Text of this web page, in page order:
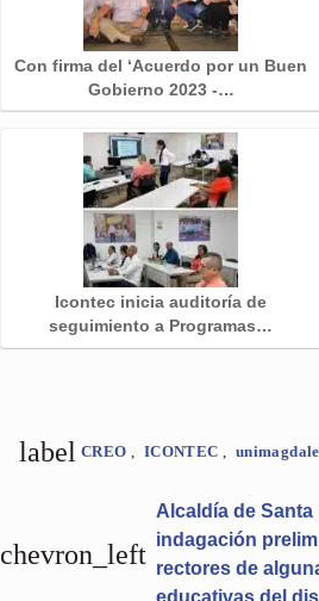
Con firma del ‘Acuerdo por un Buen
Gobierno 2023 -…
Icontec inicia auditoría de
seguimiento a Programas…
label CREO , ICONTEC,
chevron_left
Alcaldía de Santa
indagación
rectores de
educativas del